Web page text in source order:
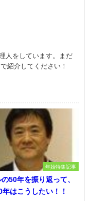
人をしています。まだ
紹介してください！
年始特集記事
50年を振り返って、
年はこうしたい！！